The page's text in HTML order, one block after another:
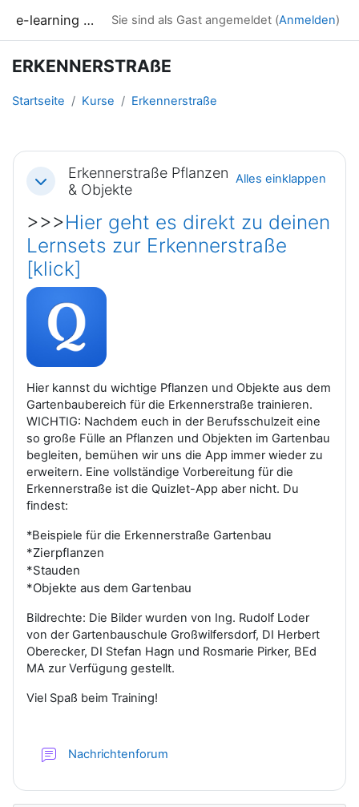
e-learning LAK Sie sind als Gast angemeldet (Anmelden)
ERKENNERSTRAßE
Startseite Kurse Erkennerstraße
Abschnittsübersicht
Einklappen
Erkennerstraße Pflanzen
& Objekte
Alles einklappen
>>>Hier geht es direkt zu deinen
Lernsets zur Erkennerstraße
[klick]
Hier kannst du wichtige Pflanzen und Objekte aus dem
Gartenbaubereich für die Erkennerstraße trainieren.
WICHTIG: Nachdem euch in der Berufsschulzeit eine
so große Fülle an Pflanzen und Objekten im Gartenbau
begleiten, bemühen wir uns die App immer wieder zu
erweitern. Eine vollständige Vorbereitung für die
Erkennerstraße ist die Quizlet-App aber nicht. Du
findest:
*Beispiele für die Erkennerstraße Gartenbau
*Zierpflanzen
*Stauden
*Objekte aus dem Gartenbau
Bildrechte: Die Bilder wurden von Ing. Rudolf Loder
von der Gartenbauschule Großwilfersdorf, DI Herbert
Oberecker, DI Stefan Hagn und Rosmarie Pirker, BEd
MA zur Verfügung gestellt.
Viel Spaß beim Training!
Nachrichtenforum